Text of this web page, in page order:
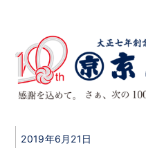
2019年6月21日